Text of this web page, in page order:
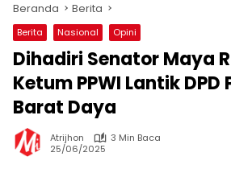
Beranda Berita
Berita Nasional Opini
Dihadiri Senator Maya
Ketum PPWI Lantik DPD
Barat Daya
Atrijhon
3 Min Baca
25/06/2025